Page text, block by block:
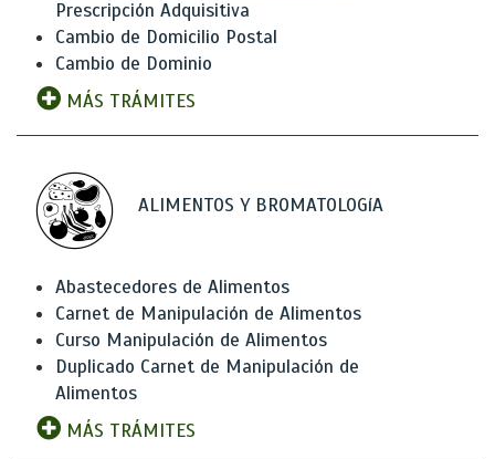
Prescripción Adquisitiva
Cambio de Domicilio Postal
Cambio de Dominio
MÁS TRÁMITES
ALIMENTOS Y BROMATOLOGíA
Abastecedores de Alimentos
Carnet de Manipulación de Alimentos
Curso Manipulación de Alimentos
Duplicado Carnet de Manipulación de
Alimentos
MÁS TRÁMITES